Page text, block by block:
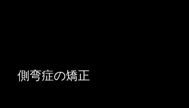
側弯症の矯正